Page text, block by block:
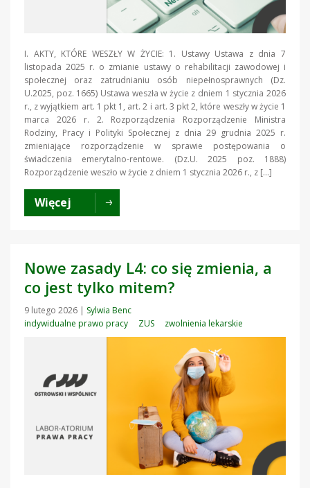
I. AKTY, KTÓRE WESZŁY W ŻYCIE: 1. Ustawy Ustawa z dnia 7
listopada 2025 r. o zmianie ustawy o rehabilitacji zawodowej i
społecznej oraz zatrudnianiu osób niepełnosprawnych (Dz.
U.2025, poz. 1665) Ustawa weszła w życie z dniem 1 stycznia 2026
r., z wyjątkiem art. 1 pkt 1, art. 2 i art. 3 pkt 2, które weszły w życie 1
marca 2026 r. 2. Rozporządzenia Rozporządzenie Ministra
Rodziny, Pracy i Polityki Społecznej z dnia 29 grudnia 2025 r.
zmieniające rozporządzenie w sprawie postępowania o
świadczenia emerytalno-rentowe. (Dz.U. 2025 poz. 1888)
Rozporządzenie weszło w życie z dniem 1 stycznia 2026 r., z […]
Więcej
Nowe zasady L4: co się zmienia, a
co jest tylko mitem?
9 lutego 2026 | Sylwia Benc
indywidualne prawo pracy
ZUS zwolnienia lekarskie